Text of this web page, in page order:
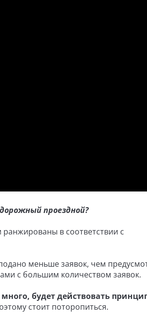
проездной?
в соответствии с
меньше заявок, чем
с большим количеством заявок.
будет действовать
стоит поторопиться.